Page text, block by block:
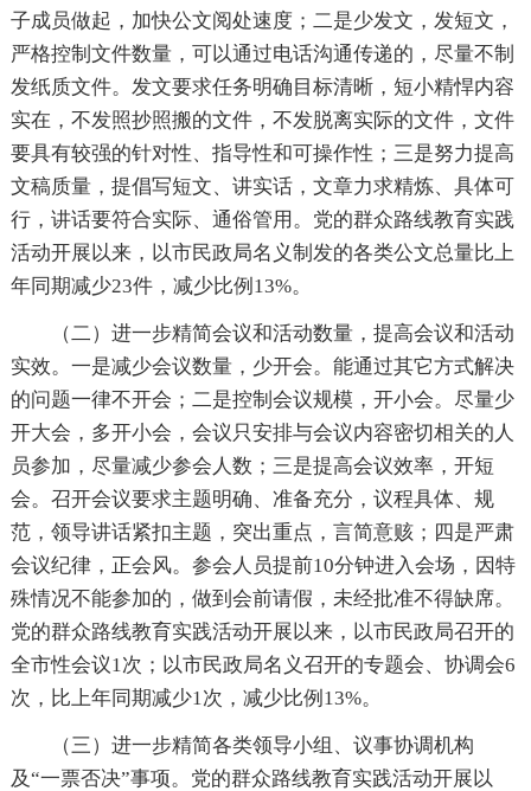
子成员做起，加快公文阅处速度；二是少发文，发短文，
严格控制文件数量，可以通过电话沟通传递的，尽量不制
发纸质文件。发文要求任务明确目标清晰，短小精悍内容
实在，不发照抄照搬的文件，不发脱离实际的文件，文件
要具有较强的针对性、指导性和可操作性；三是努力提高
文稿质量，提倡写短文、讲实话，文章力求精炼、具体可
行，讲话要符合实际、通俗管用。党的群众路线教育实践
活动开展以来，以市民政局名义制发的各类公文总量比上
年同期减少23件，减少比例13%。
（二）进一步精简会议和活动数量，提高会议和活动
实效。一是减少会议数量，少开会。能通过其它方式解决
的问题一律不开会；二是控制会议规模，开小会。尽量少
开大会，多开小会，会议只安排与会议内容密切相关的人
员参加，尽量减少参会人数；三是提高会议效率，开短
会。召开会议要求主题明确、准备充分，议程具体、规
范，领导讲话紧扣主题，突出重点，言简意赅；四是严肃
会议纪律，正会风。参会人员提前10分钟进入会场，因特
殊情况不能参加的，做到会前请假，未经批准不得缺席。
党的群众路线教育实践活动开展以来，以市民政局召开的
全市性会议1次；以市民政局名义召开的专题会、协调会6
次，比上年同期减少1次，减少比例13%。
（三）进一步精简各类领导小组、议事协调机构
及“一票否决”事项。党的群众路线教育实践活动开展以